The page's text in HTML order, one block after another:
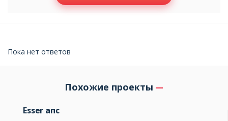
Пока нет ответов
Похожие проекты
Esser апс